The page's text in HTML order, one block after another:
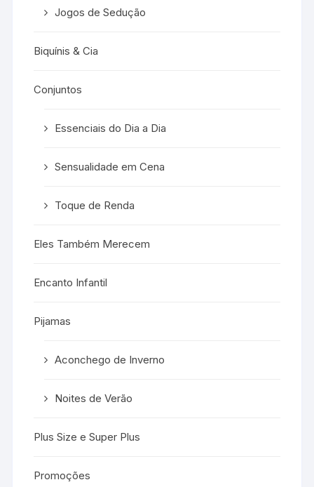
Jogos de Sedução
Biquínis & Cia
Conjuntos
Essenciais do Dia a Dia
Sensualidade em Cena
Toque de Renda
Eles Também Merecem
Encanto Infantil
Pijamas
Aconchego de Inverno
Noites de Verão
Plus Size e Super Plus
Promoções